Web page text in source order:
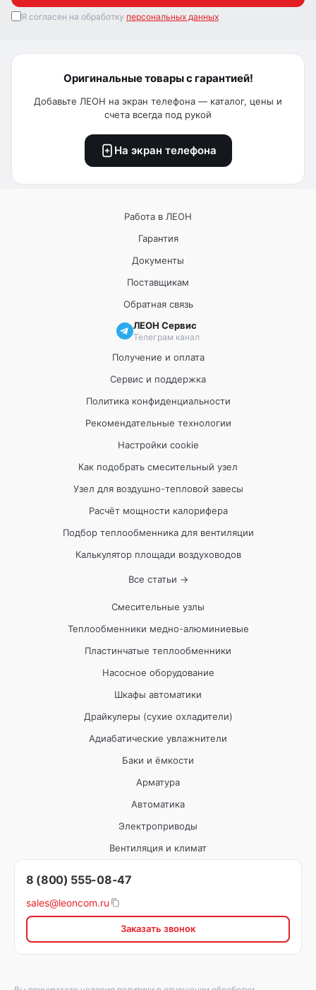
Я согласен на обработку персональных данных
Оригинальные товары с гарантией!
Добавьте ЛЕОН на экран телефона — каталог, цены и
счета всегда под рукой
На экран телефона
Работа в ЛЕОН
Гарантия
Документы
Поставщикам
Обратная связь
ЛЕОН Сервис
Телеграм канал
Получение и оплата
Сервис и поддержка
Политика конфиденциальности
Рекомендательные технологии
Настройки cookie
Как подобрать смесительный узел
Узел для воздушно-тепловой завесы
Расчёт мощности калорифера
Подбор теплообменника для вентиляции
Калькулятор площади воздуховодов
Все статьи →
Смесительные узлы
Теплообменники медно-алюминиевые
Пластинчатые теплообменники
Насосное оборудование
Шкафы автоматики
Драйкулеры (сухие охладители)
Адиабатические увлажнители
Баки и ёмкости
Арматура
Автоматика
Электроприводы
Вентиляция и климат
8 (800) 555-08-47
sales@leoncom.ru
Заказать звонок